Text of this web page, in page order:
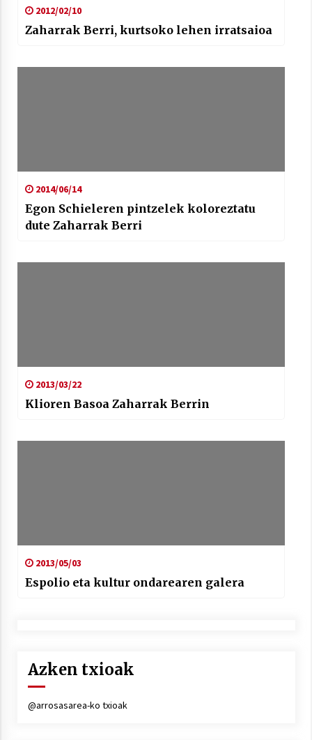
2012/02/10
Zaharrak Berri, kurtsoko lehen irratsaioa
2014/06/14
Egon Schieleren pintzelek koloreztatu
dute Zaharrak Berri
2013/03/22
Klioren Basoa Zaharrak Berrin
2013/05/03
Espolio eta kultur ondarearen galera
Azken txioak
@arrosasarea-ko txioak